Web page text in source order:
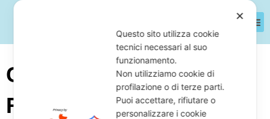
Cosa Può Pignorare Il
Recupero Crediti?
✕
Questo sito utilizza cookie
tecnici necessari al suo
funzionamento.
Non utilizziamo cookie di
profilazione o di terze parti.
Puoi accettare, rifiutare o
personalizzare i cookie